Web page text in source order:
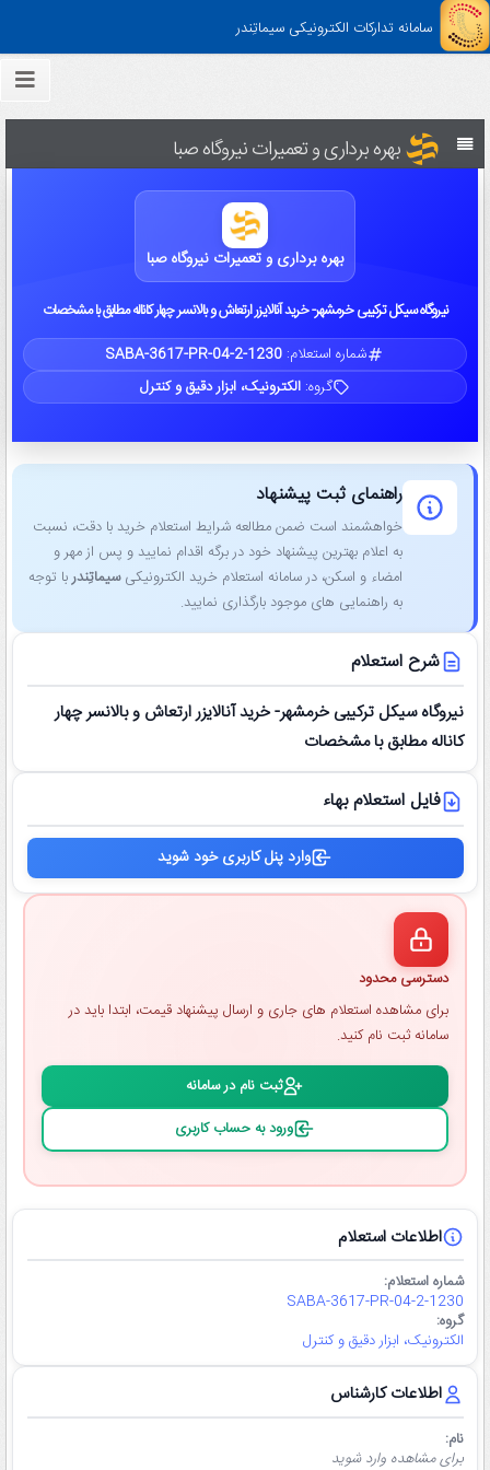
سامانه تدارکات الکترونیکی سیماتِندر
بهره برداری و تعمیرات نیروگاه صبا
بهره برداری و تعمیرات نیروگاه صبا
نیروگاه سیکل ترکیبی خرمشهر- خرید آنالایزر ارتعاش و بالانسر چهار کاناله مطابق با مشخصات
شماره استعلام: SABA-3617-PR-04-2-1230
گروه: الکترونیک، ابزار دقیق و کنترل
اطلاعات استعلام
شماره استعلام:
SABA-3617-PR-04-2-1230
گروه:
الکترونیک، ابزار دقیق و کنترل
اطلاعات کارشناس
نام:
برای مشاهده وارد شوید
راهنمای ثبت پیشنهاد
خواهشمند است ضمن مطالعه شرایط استعلام خرید با دقت، نسبت
به اعلام بهترین پیشنهاد خود در برگه اقدام نمایید و پس از مهر و
امضاء و اسکن، در سامانه استعلام خرید الکترونیکیسیماتِندربا توجه
به راهنمایی ‌های موجود بارگذاری نمایید.
شرح استعلام
نیروگاه سیکل ترکیبی خرمشهر- خرید آنالایزر ارتعاش و بالانسر چهار
کاناله مطابق با مشخصات
فایل استعلام بهاء
وارد پنل کاربری خود شوید
دسترسی محدود
برای مشاهده استعلام ‌های جاری و ارسال پیشنهاد قیمت، ابتدا باید در
سامانه ثبت ‌نام کنید.
ثبت ‌نام در سامانه
ورود به حساب کاربری